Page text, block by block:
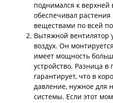
поднимался к
обеспечивал
веществами по всей
Вытяжной вентилятор
воздух. Он
имеет мощность
устройство. Разница в
гарантирует, что в
давление, нужное для
системы. Если этот